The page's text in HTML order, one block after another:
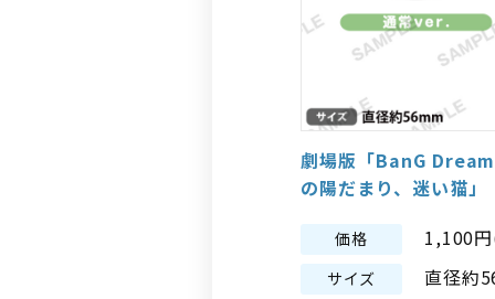
劇場版「BanG
の陽だまり、迷い猫
価格 1,100
サイズ 直径約